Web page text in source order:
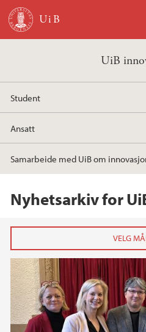
Hopp til hovedinnhold
UiB
Student
Ansatt
Samarbeide med UiB om
Nyhetsarkiv for
2025